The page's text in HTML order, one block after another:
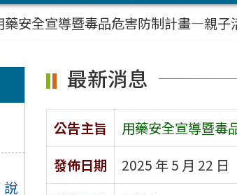
藥安全宣導暨毒品危害防制計畫—親子
最新消息
公告主旨
用藥安全宣導暨毒
發佈日期
2025 年 5 月 22 日